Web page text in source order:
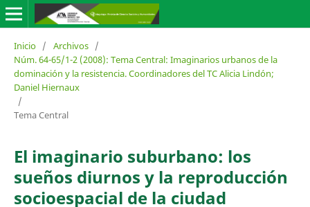
Inicio / Archivos /
Núm. 64-65/1-2 (2008): Tema Central: Imaginarios urbanos de la
dominación y la resistencia. Coordinadores del TC Alicia Lindón;
Daniel Hiernaux
/
Tema Central
El imaginario suburbano: los
sueños diurnos y la reproducción
socioespacial de la ciudad